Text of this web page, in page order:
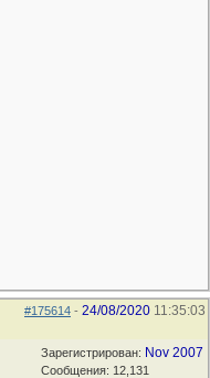
#175614 - 24/08/2020 11:35:03
Зарегистрирован: Nov 2007
Сообщения: 12,131